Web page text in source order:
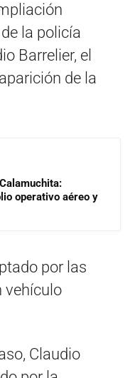
la policía
Barrelier, el
de la
operativo aéreo y
por las
vehículo
Claudio